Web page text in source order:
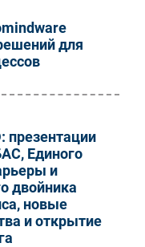
для
презентации
Единого
и
двойника
новые
и открытие